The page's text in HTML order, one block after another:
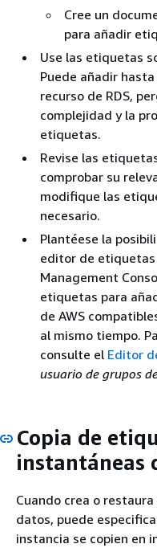
Cree un
para añadir
Use las etiquetas
Puede añadir
recurso de RDS,
complejidad y la
etiquetas.
Revise las
comprobar su
modifique las
necesario.
Plantéese la
editor de etiquetas
Management
etiquetas para
de AWS
al mismo tiempo.
consulte el Editor
usuario de grupos
Copia de
instantáneas
Cuando crea o
datos, puede
instancia se copien en